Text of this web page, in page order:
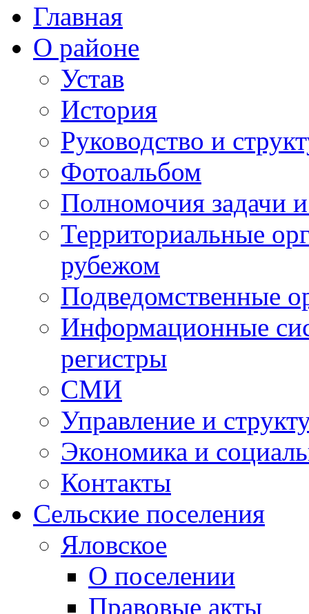
Главная
О районе
Устав
История
Руководство и
Фотоальбом
Полномочия задачи
Территориальные
рубежом
Подведомственные
Информационные
регистры
СМИ
Управление и
Экономика и
Контакты
Сельские поселения
Яловское
О поселении
Правовые акты